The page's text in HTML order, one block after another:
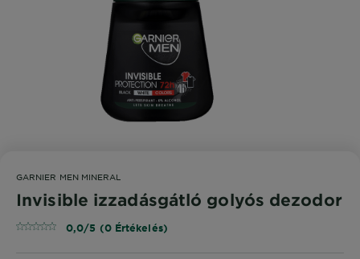
GARNIER MEN MINERAL
Invisible izzadásgátló golyós dezodor
0,0/5 (0 Értékelés)